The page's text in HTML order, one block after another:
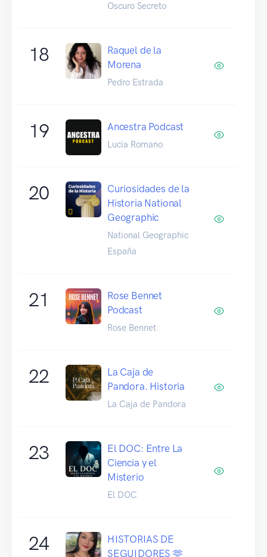
Oscuro Secreto
18
Raquel de la
Morena
Pedro Estrada
19 Ancestra Podcast
Lucia Romano
20
Curiosidades de la
Historia National
Geographic
National Geographic
España
21
Rose Bennet
Podcast
Rose Bennet
22
La Caja de
Pandora. Historia
La Caja de Pandora
23
El DOC: Entre La
Ciencia y el
Misterio
El DOC
24
HISTORIAS DE
SEGUIDORES 🫶